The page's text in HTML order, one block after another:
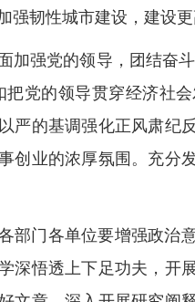
强韧性城市建设，建设更
加强党的领导，团结奋
把党的领导贯穿经济社
严的基调强化正风肃纪
创业的浓厚氛围。充分
部门各单位要增强政治
深悟透上下足功夫，开